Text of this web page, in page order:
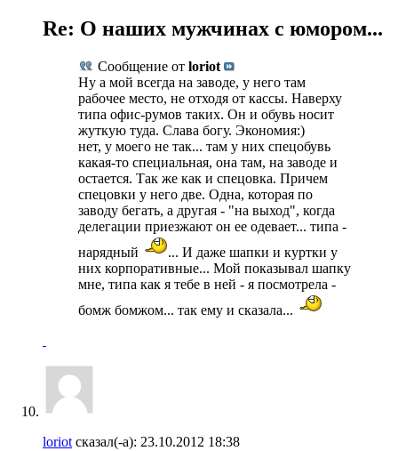
Re: О наших мужчинах с юмором...
Сообщение от loriot
Ну а мой всегда на заводе, у него там
рабочее место, не отходя от кассы. Наверху
типа офис-румов таких. Он и обувь носит
жуткую туда. Слава богу. Экономия:)
нет, у моего не так... там у них спецобувь
какая-то специальная, она там, на заводе и
остается. Так же как и спецовка. Причем
спецовки у него две. Одна, которая по
заводу бегать, а другая - "на выход", когда
делегации приезжают он ее одевает... типа -
нарядный
... И даже шапки и куртки у
них корпоративные... Мой показывал шапку
мне, типа как я тебе в ней - я посмотрела -
бомж бомжом... так ему и сказала...
loriot сказал(-а): 23.10.2012 18:38